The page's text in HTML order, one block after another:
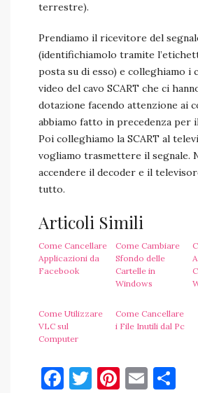
terrestre).
Prendiamo il ricevitore del
(identifichiamolo tramite
posta su di esso) e colleghiamo i
video del cavo SCART che ci
dotazione facendo attenzione ai
abbiamo fatto in precedenza
Poi colleghiamo la SCART al
vogliamo trasmettere il segnale.
accendere il decoder e il
tutto.
Articoli Simili
Come Cancellare
Applicazioni da
Facebook
Come Cambiare
Sfondo delle
Cartelle in
Windows
Come Utilizzare
VLC sul
Computer
Come Cancellare
i File Inutili dal Pc
Facebook
TwitterEmail